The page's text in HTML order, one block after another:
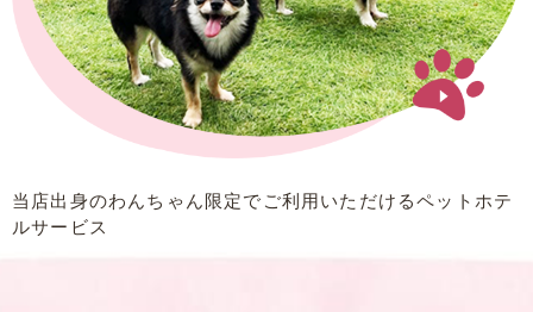
当店出身のわんちゃん限定でご利用いただけるペットホテ
ルサービス